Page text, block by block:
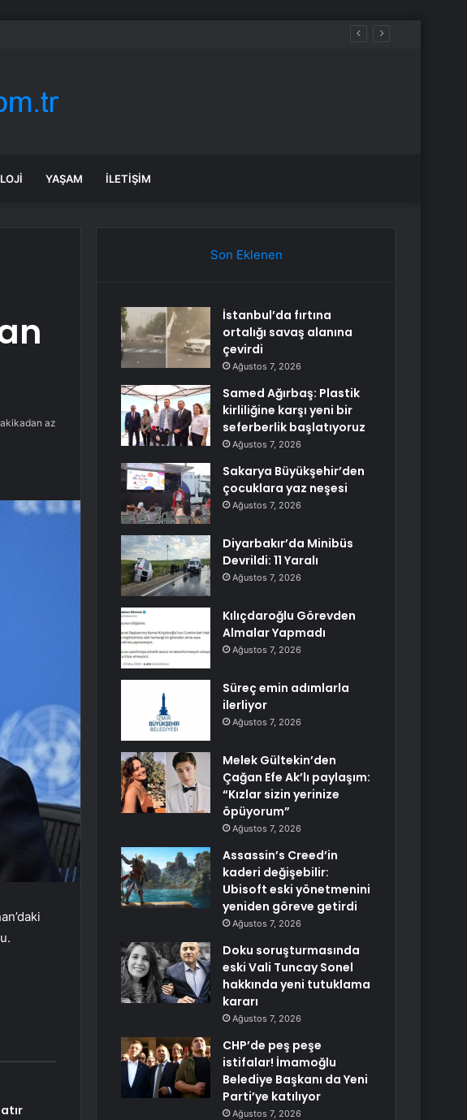
YAŞAM İLETIŞIM
az
Son Eklenen
İstanbul’da fırtına
ortalığı savaş alanına
çevirdi
Ağustos 7, 2026
Samed Ağırbaş: Plastik
kirliliğine karşı yeni bir
seferberlik başlatıyoruz
Ağustos 7, 2026
Sakarya Büyükşehir’den
çocuklara yaz neşesi
Ağustos 7, 2026
Diyarbakır’da Minibüs
Devrildi: 11 Yaralı
Ağustos 7, 2026
Kılıçdaroğlu Görevden
Almalar Yapmadı
Ağustos 7, 2026
Süreç emin adımlarla
ilerliyor
Ağustos 7, 2026
Melek Gültekin’den
Çağan Efe Ak’lı paylaşım:
“Kızlar sizin yerinize
öpüyorum”
Ağustos 7, 2026
Assassin’s Creed’in
kaderi değişebilir:
Ubisoft eski yönetmenini
yeniden göreve getirdi
Ağustos 7, 2026
Doku soruşturmasında
eski Vali Tuncay Sonel
hakkında yeni tutuklama
kararı
Ağustos 7, 2026
CHP’de peş peşe
istifalar! İmamoğlu
Belediye Başkanı da Yeni
Parti’ye katılıyor
Ağustos 7, 2026